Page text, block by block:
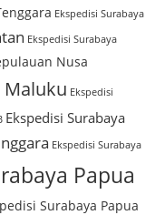
Ekspedisi Surabaya
Ekspedisi Surabaya
Nusa
Maluku Ekspedisi
Ekspedisi Surabaya
Ekspedisi Surabaya
Papua
Surabaya Papua